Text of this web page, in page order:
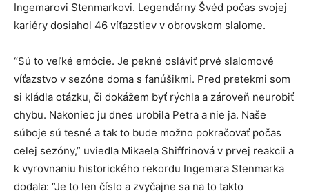
Ingemarovi Stenmarkovi. Legendárny Švéd počas svojej
kariéry dosiahol 46 víťazstiev v obrovskom slalome.
“Sú to veľké emócie. Je pekné osláviť prvé slalomové
víťazstvo v sezóne doma s fanúšikmi. Pred pretekmi som
si kládla otázku, či dokážem byť rýchla a zároveň neurobiť
chybu. Nakoniec ju dnes urobila Petra a nie ja. Naše
súboje sú tesné a tak to bude možno pokračovať počas
celej sezóny,” uviedla Mikaela Shiffrinová v prvej reakcii a
k vyrovnaniu historického rekordu Ingemara Stenmarka
dodala: “Je to len číslo a zvyčajne sa na to takto